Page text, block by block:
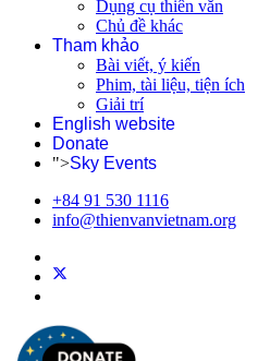
Dụng cụ thiên văn
Chủ đề khác
Tham khảo
Bài viết, ý kiến
Phim, tài liệu, tiện ích
Giải trí
English website
Donate
">Sky Events
+84 91 530 1116
info@thienvanvietnam.org